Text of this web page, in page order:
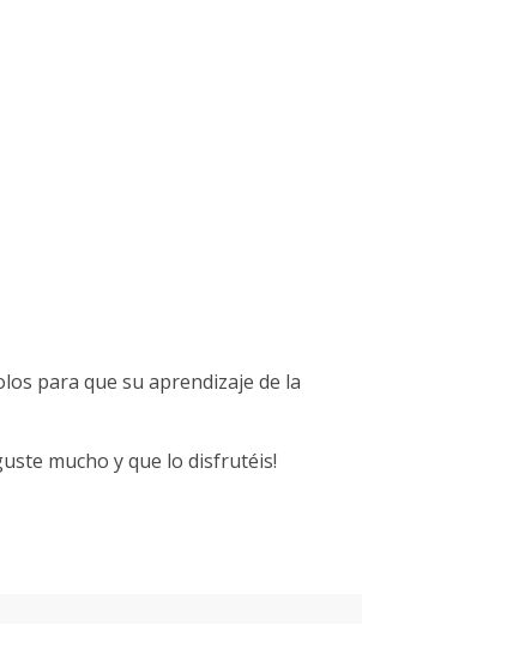
para que su aprendizaje de la
mucho y que lo disfrutéis!